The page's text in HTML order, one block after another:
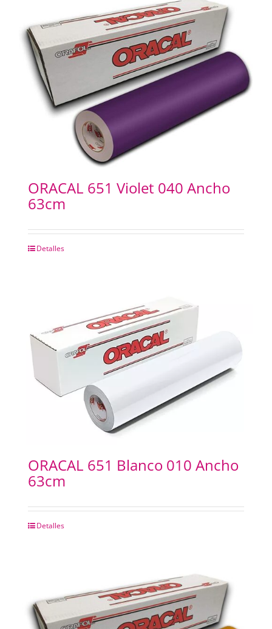
ORACAL 651 Violet 040 Ancho
63cm
Detalles
ORACAL 651 Blanco 010 Ancho
63cm
Detalles